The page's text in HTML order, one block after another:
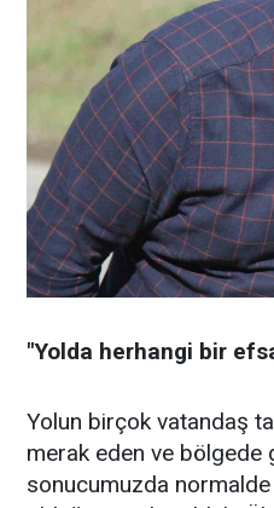
"Yolda herhangi bir
Yolun birçok vatandaş
merak eden ve bölgede
sonucumuzda normalde